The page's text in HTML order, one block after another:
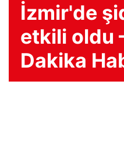
İzmir'de
etkili oldu
Dakika